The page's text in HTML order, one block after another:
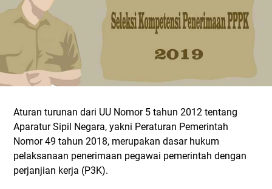
Aturan turunan dari UU Nomor 5 tahun 2012 tentang
Aparatur Sipil Negara, yakni Peraturan Pemerintah
Nomor 49 tahun 2018, merupakan dasar hukum
pelaksanaan penerimaan pegawai pemerintah dengan
perjanjian kerja (P3K).